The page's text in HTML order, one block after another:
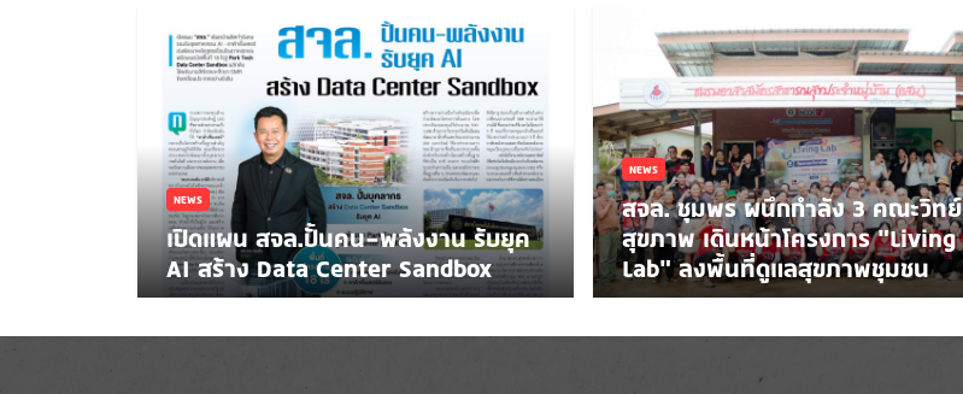
NEWS
เปิดแผน สจล.ปั้นคน-พลังงาน รับยุค
AI สร้าง Data Center Sandbox
NEWS
สจล. ชุมพร ผนึกกำลัง 3 คณะวิทย์
สุขภาพ เดินหน้าโครงการ “Living
Lab” ลงพื้นที่ดูแลสุขภาพชุมชน